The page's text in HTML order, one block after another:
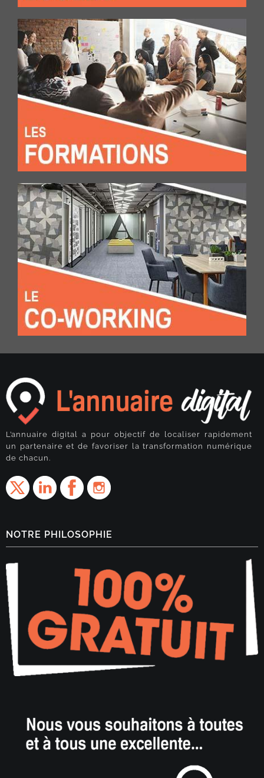
L’annuaire digital a pour objectif de localiser rapidement
un partenaire et de favoriser la transformation numérique
de chacun.
NOTRE PHILOSOPHIE